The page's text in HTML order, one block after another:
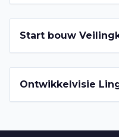
2022-2026
Start bouw
2022-2026
Ontwikkelvisie